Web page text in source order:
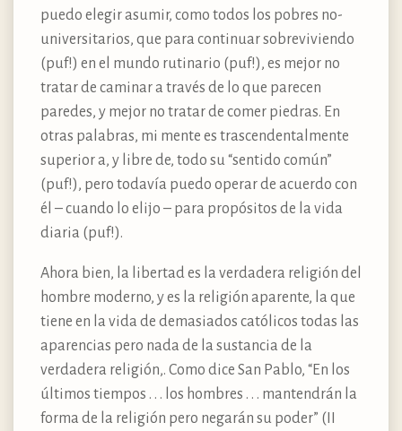
puedo elegir asumir, como todos los pobres no-
universitarios, que para continuar sobreviviendo
(puf!) en el mundo rutinario (puf!), es mejor no
tratar de caminar a través de lo que parecen
paredes, y mejor no tratar de comer piedras. En
otras palabras, mi mente es trascendentalmente
superior a, y libre de, todo su “sentido común”
(puf!), pero todavía puedo operar de acuerdo con
él – cuando lo elijo – para propósitos de la vida
diaria (puf!).
Ahora bien, la libertad es la verdadera religión del
hombre moderno, y es la religión aparente, la que
tiene en la vida de demasiados católicos todas las
aparencias pero nada de la sustancia de la
verdadera religión,. Como dice San Pablo, “En los
últimos tiempos . . . los hombres . . . mantendrán la
forma de la religión pero negarán su poder” (II